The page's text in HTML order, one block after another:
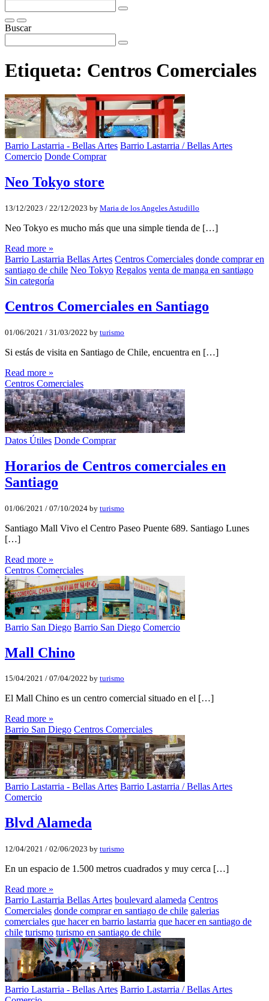
Buscar
Etiqueta: Centros Comerciales
Barrio Lastarria - Bellas Artes Barrio Lastarria / Bellas Artes
Comercio Donde Comprar
Neo Tokyo store
13/12/2023 / 22/12/2023 by Maria de los Angeles Astudillo
Neo Tokyo es mucho más que una simple tienda de […]
Read more »
Barrio Lastarria Bellas Artes Centros Comerciales donde comprar en
santiago de chile Neo Tokyo Regalos venta de manga en santiago
Sin categoría
Centros Comerciales en Santiago
01/06/2021 / 31/03/2022 by turismo
Si estás de visita en Santiago de Chile, encuentra en […]
Read more »
Centros Comerciales
Datos Útiles Donde Comprar
Horarios de Centros comerciales en
Santiago
01/06/2021 / 07/10/2024 by turismo
Santiago Mall Vivo el Centro Paseo Puente 689. Santiago Lunes
[…]
Read more »
Centros Comerciales
Barrio San Diego Barrio San Diego Comercio
Mall Chino
15/04/2021 / 07/04/2022 by turismo
El Mall Chino es un centro comercial situado en el […]
Read more »
Barrio San Diego Centros Comerciales
Barrio Lastarria - Bellas Artes Barrio Lastarria / Bellas Artes
Comercio
Blvd Alameda
12/04/2021 / 02/06/2023 by turismo
En un espacio de 1.500 metros cuadrados y muy cerca […]
Read more »
Barrio Lastarria Bellas Artes boulevard alameda Centros
Comerciales donde comprar en santiago de chile galerias
comerciales que hacer en barrio lastarria que hacer en santiago de
chile turismo turismo en santiago de chile
Barrio Lastarria - Bellas Artes Barrio Lastarria / Bellas Artes